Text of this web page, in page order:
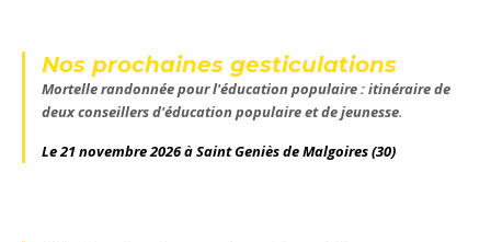
Nos prochaines gesticulations
Mortelle randonnée pour l'éducation populaire : itinéraire de
deux conseillers d'éducation populaire et de jeunesse.
Le 21 novembre 2026 à Saint Geniès de Malgoires(30)